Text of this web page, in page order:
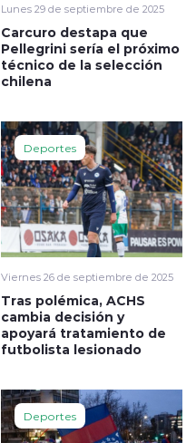
Lunes 29 de septiembre de 2025
Carcuro destapa que
Pellegrini sería el próximo
técnico de la selección
chilena
Deportes
Viernes 26 de septiembre de 2025
Tras polémica, ACHS
cambia decisión y
apoyará tratamiento de
futbolista lesionado
Deportes